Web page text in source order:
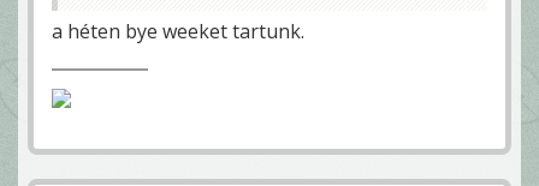
a héten bye weeket tartunk.